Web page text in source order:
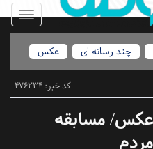
Toggle
چند رسانه ای عکس
کد خبر: 476234
عکس/ مسابقه